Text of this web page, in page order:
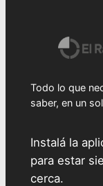
Todo lo que
saber, en un
Instalá la
para estar
cerca.